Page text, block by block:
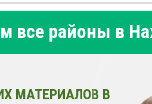
все районы в
МАТЕРИАЛОВ В